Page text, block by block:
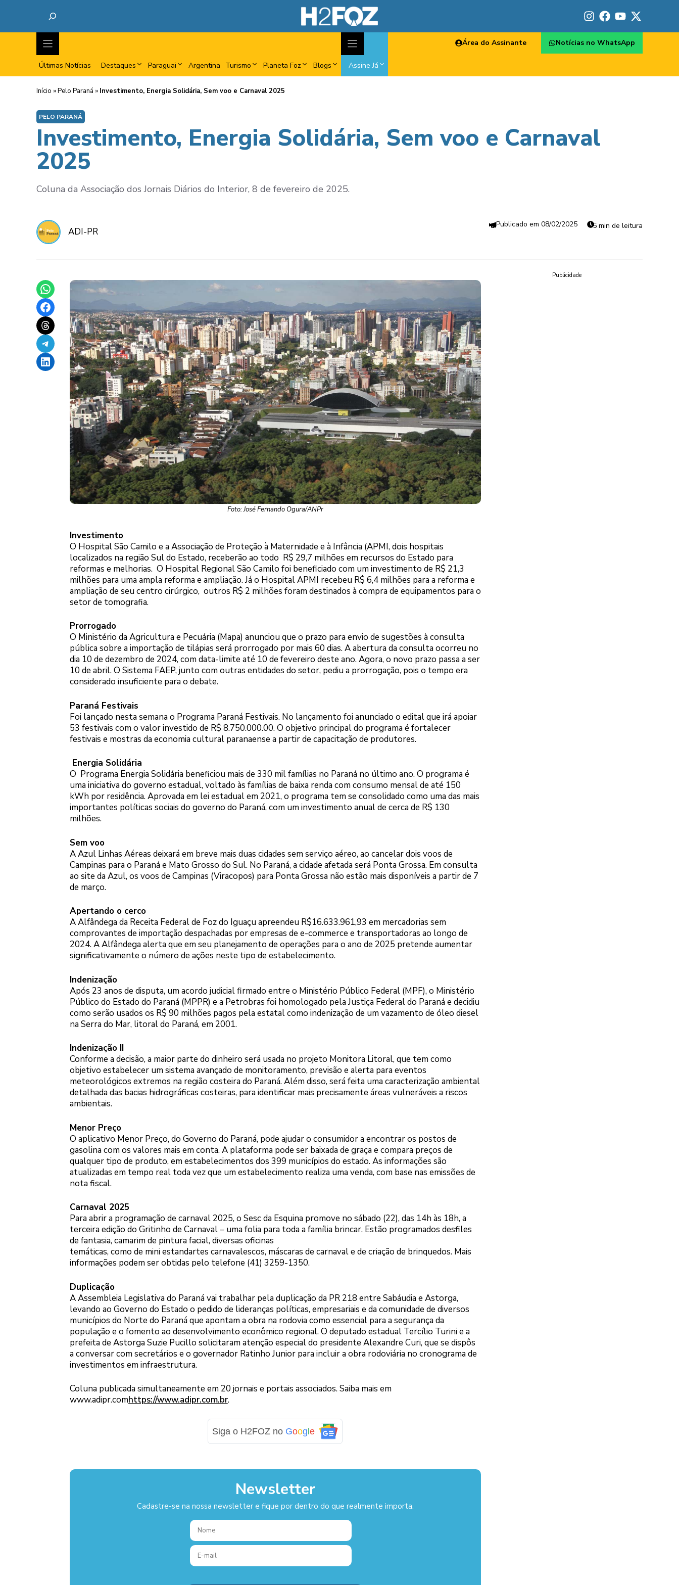
Últimas Notícias Destaques Paraguai Argentina Turismo Planeta Foz Blogs Assine Já
Área do Assinante Notícias no WhatsApp
Início »Pelo Paraná » Investimento, Energia Solidária, Sem voo e Carnaval 2025
PELO PARANÁ
Investimento, Energia Solidária, Sem voo e Carnaval
2025
Coluna da Associação dos Jornais Diários do Interior, 8 de fevereiro de 2025.
ADI-PR
08/02/2025 5 min de leitura
Share on WhatsApp
Share on Facebook
Share on Threads
Share on Telegram
Share on LinkedIn
Foto: José Fernando Ogura/ANPr
Investimento
O Hospital São Camilo e a Associação de Proteção à Maternidade e à Infância (APMI, dois hospitais
localizados na região Sul do Estado, receberão ao todo R$ 29,7 milhões em recursos do Estado para
reformas e melhorias. O Hospital Regional São Camilo foi beneficiado com um investimento de R$ 21,3
milhões para uma ampla reforma e ampliação. Já o Hospital APMI recebeu R$ 6,4 milhões para a reforma e
ampliação de seu centro cirúrgico, outros R$ 2 milhões foram destinados à compra de equipamentos para o
setor de tomografia.
Prorrogado
O Ministério da Agricultura e Pecuária (Mapa) anunciou que o prazo para envio de sugestões à consulta
pública sobre a importação de tilápias será prorrogado por mais 60 dias. A abertura da consulta ocorreu no
dia 10 de dezembro de 2024, com data-limite até 10 de fevereiro deste ano. Agora, o novo prazo passa a ser
10 de abril. O Sistema FAEP, junto com outras entidades do setor, pediu a prorrogação, pois o tempo era
considerado insuficiente para o debate.
Paraná Festivais
Foi lançado nesta semana o Programa Paraná Festivais. No lançamento foi anunciado o edital que irá apoiar
53 festivais com o valor investido de R$ 8.750.000.00. O objetivo principal do programa é fortalecer
festivais e mostras da economia cultural paranaense a partir de capacitação de produtores.
Energia Solidária
O Programa Energia Solidária beneficiou mais de 330 mil famílias no Paraná no último ano. O programa é
uma iniciativa do governo estadual, voltado às famílias de baixa renda com consumo mensal de até 150
kWh por residência. Aprovada em lei estadual em 2021, o programa tem se consolidado como uma das mais
importantes políticas sociais do governo do Paraná, com um investimento anual de cerca de R$ 130
milhões.
Sem voo
A Azul Linhas Aéreas deixará em breve mais duas cidades sem serviço aéreo, ao cancelar dois voos de
Campinas para o Paraná e Mato Grosso do Sul. No Paraná, a cidade afetada será Ponta Grossa. Em consulta
ao site da Azul, os voos de Campinas (Viracopos) para Ponta Grossa não estão mais disponíveis a partir de 7
de março.
Apertando o cerco
A Alfândega da Receita Federal de Foz do Iguaçu apreendeu R$16.633.961,93 em mercadorias sem
comprovantes de importação despachadas por empresas de e-commerce e transportadoras ao longo de
2024. A Alfândega alerta que em seu planejamento de operações para o ano de 2025 pretende aumentar
significativamente o número de ações neste tipo de estabelecimento.
Indenização
Após 23 anos de disputa, um acordo judicial firmado entre o Ministério Público Federal (MPF), o Ministério
Público do Estado do Paraná (MPPR) e a Petrobras foi homologado pela Justiça Federal do Paraná e decidiu
como serão usados os R$ 90 milhões pagos pela estatal como indenização de um vazamento de óleo diesel
na Serra do Mar, litoral do Paraná, em 2001.
Indenização II
Conforme a decisão, a maior parte do dinheiro será usada no projeto Monitora Litoral, que tem como
objetivo estabelecer um sistema avançado de monitoramento, previsão e alerta para eventos
meteorológicos extremos na região costeira do Paraná. Além disso, será feita uma caracterização ambiental
detalhada das bacias hidrográficas costeiras, para identificar mais precisamente áreas vulneráveis a riscos
ambientais.
Menor Preço
O aplicativo Menor Preço, do Governo do Paraná, pode ajudar o consumidor a encontrar os postos de
gasolina com os valores mais em conta. A plataforma pode ser baixada de graça e compara preços de
qualquer tipo de produto, em estabelecimentos dos 399 municípios do estado. As informações são
atualizadas em tempo real toda vez que um estabelecimento realiza uma venda, com base nas emissões de
nota fiscal.
Carnaval 2025
Para abrir a programação de carnaval 2025, o Sesc da Esquina promove no sábado (22), das 14h às 18h, a
terceira edição do Gritinho de Carnaval – uma folia para toda a família brincar. Estão programados desfiles
de fantasia, camarim de pintura facial, diversas oficinas
temáticas, como de mini estandartes carnavalescos, máscaras de carnaval e de criação de brinquedos. Mais
informações podem ser obtidas pelo telefone (41) 3259-1350.
Duplicação
A Assembleia Legislativa do Paraná vai trabalhar pela duplicação da PR 218 entre Sabáudia e Astorga,
levando ao Governo do Estado o pedido de lideranças políticas, empresariais e da comunidade de diversos
municípios do Norte do Paraná que apontam a obra na rodovia como essencial para a segurança da
população e o fomento ao desenvolvimento econômico regional. O deputado estadual Tercílio Turini e a
prefeita de Astorga Suzie Pucillo solicitaram atenção especial do presidente Alexandre Curi, que se dispôs
a conversar com secretários e o governador Ratinho Junior para incluir a obra rodoviária no cronograma de
investimentos em infraestrutura.
Coluna publicada simultaneamente em 20 jornais e portais associados. Saiba mais em
www.adipr.comhttps://www.adipr.com.br.
Siga o H2FOZ no Google
Newsletter
Cadastre-se na nossa newsletter e fique por dentro do que realmente importa.
Publicidade